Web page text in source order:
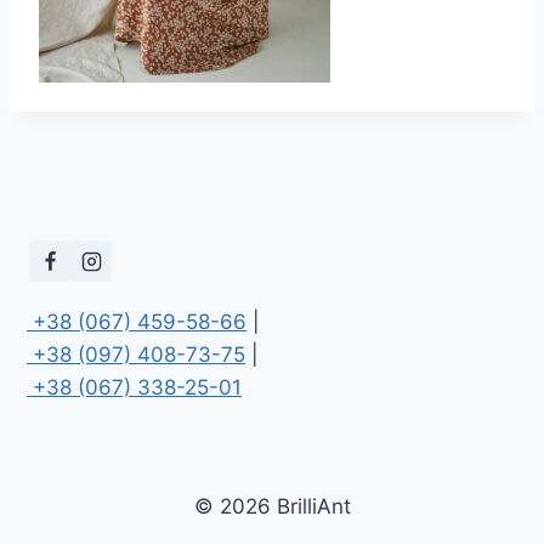
+38 (067) 459-58-66
+38 (097) 408-73-75
+38 (067) 338-25-01
© 2026 BrilliAnt